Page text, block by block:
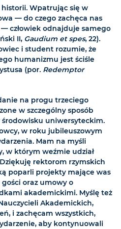
Wpatrując się w
— do czego zachęca nas
człowiek odnajduje samego
II, Gaudium et spes, 22).
i student rozumie, że
humanizmu jest ściśle
(por. Redemptor
na progu trzeciego
w szczególny sposób
uniwersyteckim.
w roku jubileuszowym
Mam na myśli
w którym weźmie udział
rektorom rzymskich
poparli projekty mające was
oraz umowy o
akademickimi. Myślę też
Akademickich,
i zachęcam wszystkich,
aby kontynuowali